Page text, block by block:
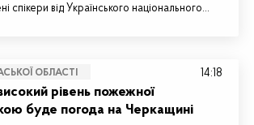
спікери від Українського національного…
ОБЛАСТІ
рівень пожежної
буде погода на Черкащині
14:18